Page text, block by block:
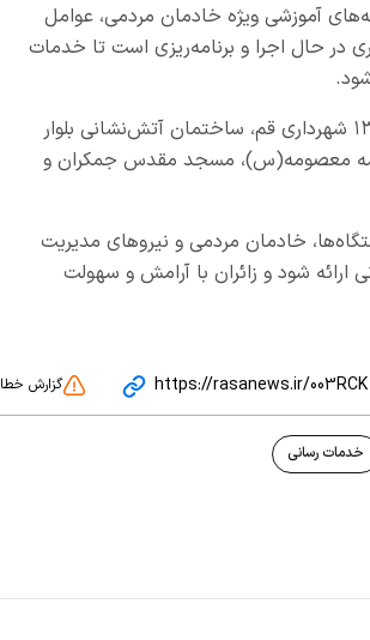
آموزشی ویژه خادمان مردمی، عوامل
و سایر همکاران مدیریت شهری در حال اجرا و برنامه‌ریزی است تا خدمات
وی ادامه داد: ستادهای راهنمای زائر و گمشدگان در ستاد مرکزی سامانه ۱۳۷ شهرداری قم، ساختمان آتش‌نشانی بلوار
معصومه(س)، مسجد مقدس جمکران و
خادمان مردمی و نیروهای مدیریت
شود و زائران با آرامش و سهولت
https://rasanews.ir/003RCK گزارش خطا
خدمات رسانی